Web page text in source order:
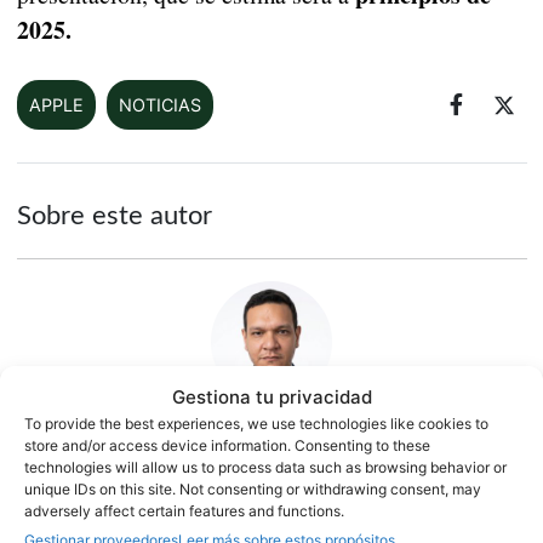
Gestiona tu privacidad
To provide the best experiences, we use technologies like cookies to
store and/or access device information. Consenting to these
technologies will allow us to process data such as browsing behavior or
unique IDs on this site. Not consenting or withdrawing consent, may
adversely affect certain features and functions.
2025.
APPLE NOTICIAS
Sobre este autor
Jesús González
1500 artículos publicados en ProAndroid desde 2020.